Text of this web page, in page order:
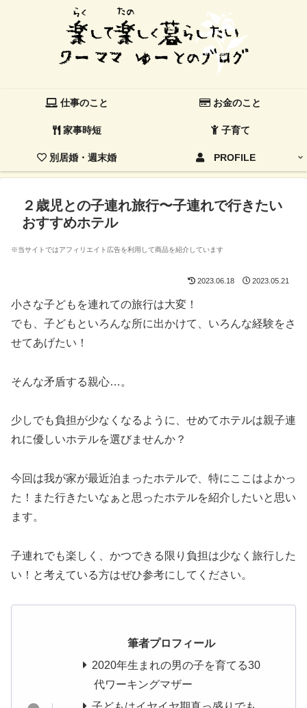
仕事のこと お金のこと
家事時短 子育て
別居婚・週末婚 PROFILE
２歳児との子連れ旅行〜子連れで行きたい
おすすめホテル
※当サイトではアフィリエイト広告を利用して商品を紹介しています
2023.06.18 2023.05.21
小さな子どもを連れての旅行は大変！
でも、子どもといろんな所に出かけて、いろんな経験をさ
せてあげたい！
そんな矛盾する親心…。
少しでも負担が少なくなるように、せめてホテルは親子連
れに優しいホテルを選びませんか？
今回は我が家が最近泊まったホテルで、特にここはよかっ
た！また行きたいなぁと思ったホテルを紹介したいと思い
ます。
子連れでも楽しく、かつできる限り負担は少なく旅行した
い！と考えている方はぜひ参考にしてください。
筆者プロフィール
2020年生まれの男の子を育てる30
代ワーキングマザー